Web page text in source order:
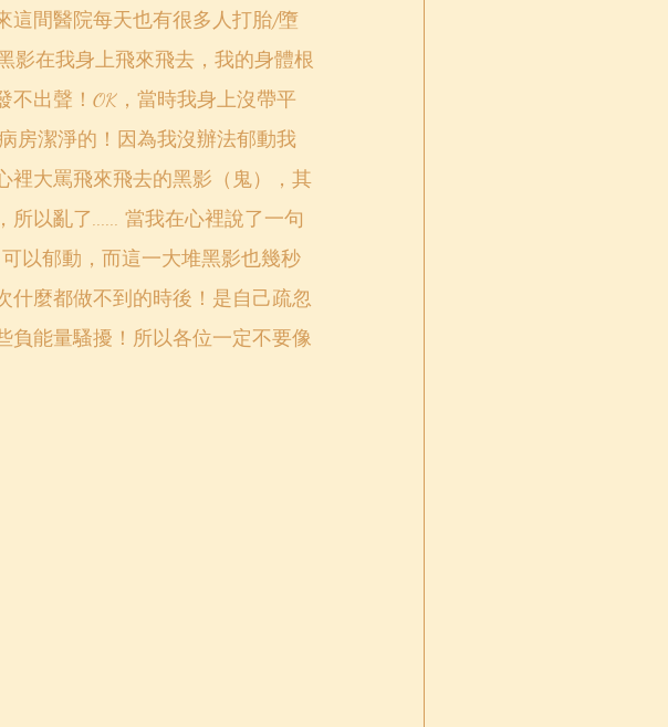
這間醫院每天也有很多人打胎/墮
影在我身上飛來飛去，我的身體根
出聲！OK，當時我身上沒帶平
房潔淨的！因為我沒辦法郁動我
裡大罵飛來飛去的黑影（鬼），其
以亂了...... 當我在心裡說了一句
以郁動，而這一大堆黑影也幾秒
什麼都做不到的時後！是自己疏忽
負能量騷擾！所以各位一定不要像